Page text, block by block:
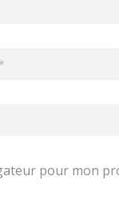
pour mon